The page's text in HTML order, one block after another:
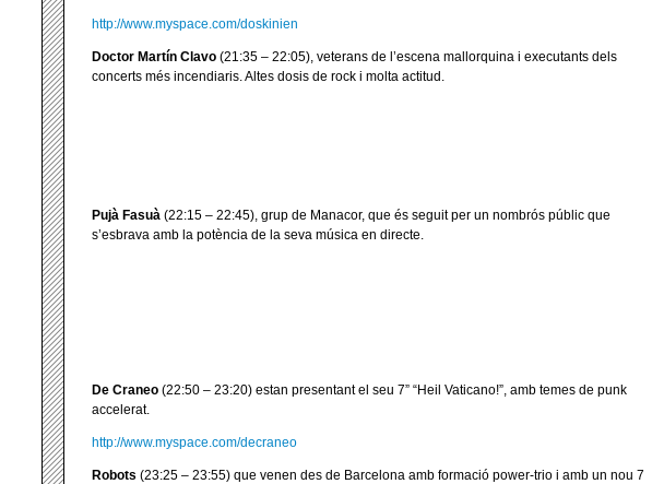
http://www.myspace.com/doskinien
Doctor Martín Clavo (21:35 – 22:05), veterans de l’escena mallorquina i executants dels
concerts més incendiaris. Altes dosis de rock i molta actitud.
Pujà Fasuà (22:15 – 22:45), grup de Manacor, que és seguit per un nombrós públic que
s’esbrava amb la potència de la seva música en directe.
De Craneo (22:50 – 23:20) estan presentant el seu 7” “Heil Vaticano!”, amb temes de punk
accelerat.
http://www.myspace.com/decraneo
Robots (23:25 – 23:55) que venen des de Barcelona amb formació power-trio i amb un nou 7